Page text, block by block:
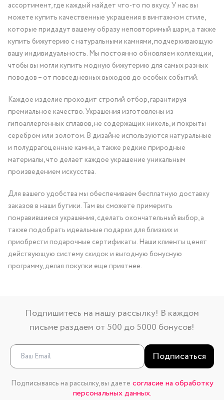
ассортимент, где каждый найдет что-то по вкусу. У нас вы
можете купить качественные украшения в винтажном стиле,
которые придадут вашему образу неповторимый шарм, а также
купить бижутерию с натуральными камнями, подчеркивающую
вашу индивидуальность. Мы постоянно обновляем коллекции,
чтобы вы могли купить модную бижутерию для самых разных
поводов – от повседневных выходов до особых событий.
Каждое изделие проходит строгий отбор, гарантируя
премиальное качество. Украшения изготовлены из
гипоаллергенных сплавов, не содержащих никель, и покрыты
серебром или золотом. В дизайне используются натуральные
и полудрагоценные камни, а также редкие природные
материалы, что делает каждое украшение уникальным
произведением искусства.
Для вашего удобства мы обеспечиваем бесплатную доставку
заказов в наши бутики. Там вы сможете примерить
понравившиеся украшения, сделать окончательный выбор, а
также подобрать идеальные подарки для близких и
приобрести подарочные сертификаты. Наши клиенты ценят
действующую систему скидок и выгодную бонусную
программу, делая покупки еще приятнее.
Подпишитесь на нашу рассылку! В каждом
письме раздаем от 500 до 5000 бонусов!
Подписаться
Подписываясь на рассылку, вы даете согласие на обработку
персональных данных.